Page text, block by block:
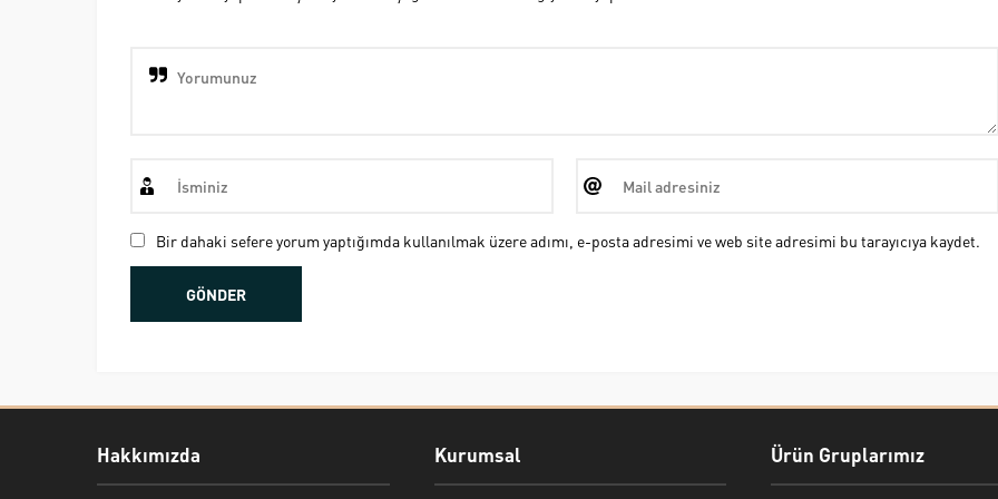
Bir dahaki sefere yorum yaptığımda kullanılmak üzere adımı, e-posta adresimi ve web site adresimi bu tarayıcıya kaydet.
Hakkımızda Kurumsal Ürün Gruplarımız